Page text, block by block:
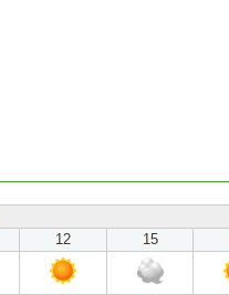
12 15